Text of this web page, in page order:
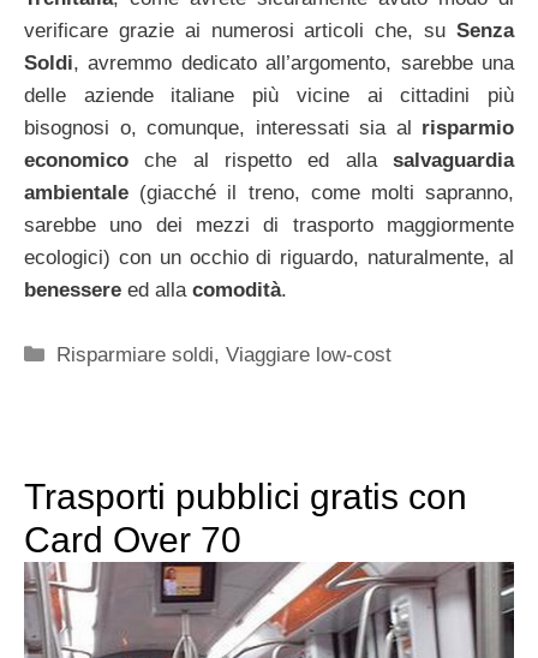
verificare grazie ai numerosi articoli che, su Senza
Soldi, avremmo dedicato all’argomento, sarebbe una
delle aziende italiane più vicine ai cittadini più
bisognosi o, comunque, interessati sia al risparmio
economico che al rispetto ed alla salvaguardia
ambientale (giacché il treno, come molti sapranno,
sarebbe uno dei mezzi di trasporto maggiormente
ecologici) con un occhio di riguardo, naturalmente, al
benessere ed alla comodità.
Categorie
Risparmiare soldi,Viaggiare low-cost
Trasporti pubblici gratis con
Card Over 70